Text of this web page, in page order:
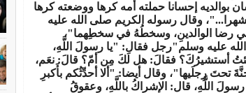
بوالديه إحسانا حملته أمه كرها ووضعته كرها
وقال رسوله الكريم صلى الله عليه
رضا الوالدينِ، وسخطُهُ في سخطِهما"،
عليه وسلم"رجل فقال: "يا رسولَ اللَّهِ،
أستشيرُكَ؟ فقالَ: هل لَكَ مِن أمّ؟ قالَ: نعَم،
تحتَ رِجلَيها"، وقال أيضا: "ألا أحدِّثُكم بأَكبرِ
رسولَ اللَّهِ، قال: الإشراكُ باللَّهِ، وعقوقُ